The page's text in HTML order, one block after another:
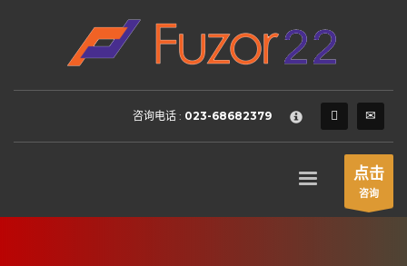
HOW TO SHOP
Login or create new account.
2 Review your order.
FREEshipment
If you still have problems, please let us know, by sending an
SHOWROOM HOURS
咨询电话 : 023-68682379
点击
咨询